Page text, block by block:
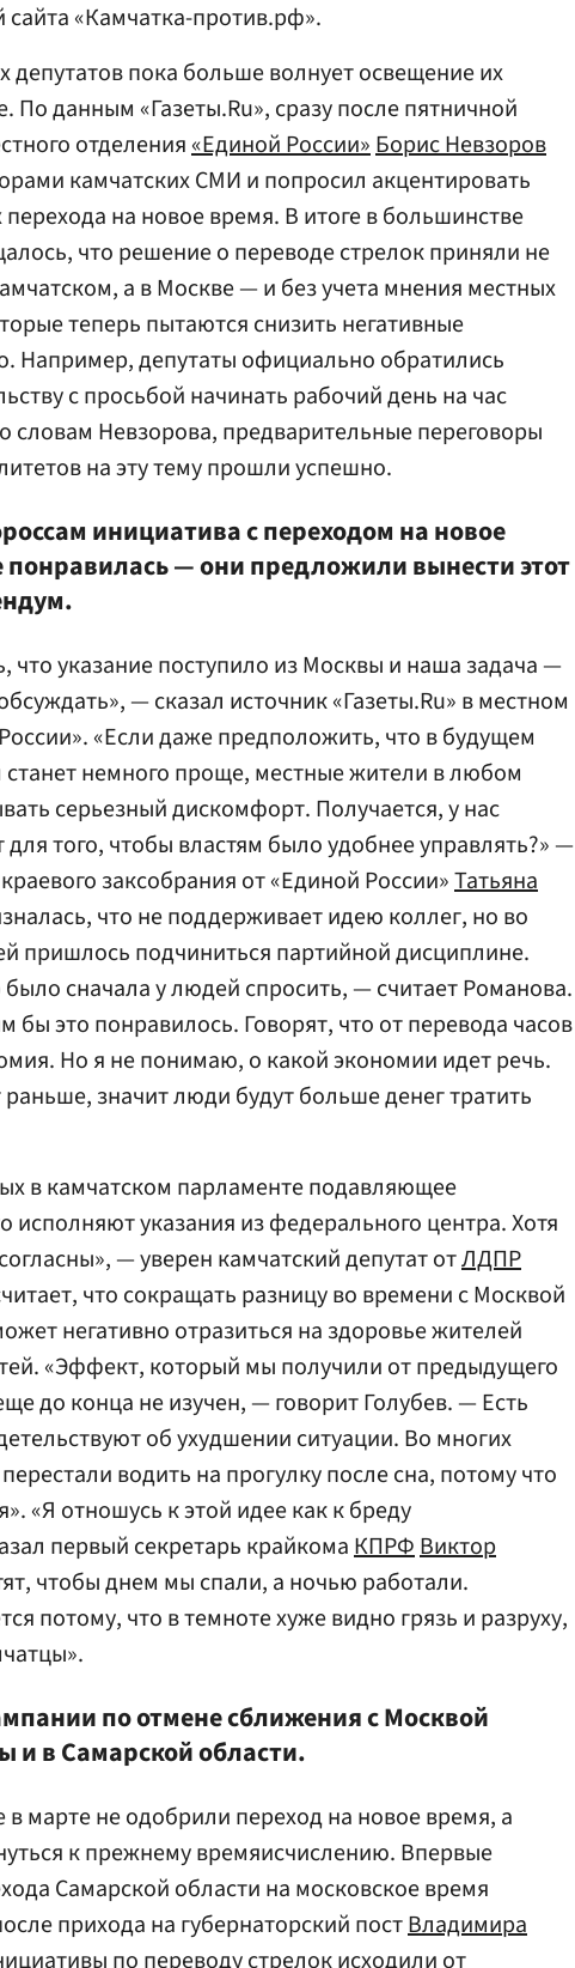
сайта «Камчатка-против.рф».
депутатов пока больше волнует освещение их
По данным «Газеты.Ru», сразу после пятничной
отделения«Единой России»Борис Невзоров
камчатских СМИ и попросил акцентировать
на новое время. В итоге в большинстве
что решение о переводе стрелок приняли не
а в Москве — и без учета мнения местных
теперь пытаются снизить негативные
Например, депутаты официально обратились
с просьбой начинать рабочий день на час
словам Невзорова, предварительные переговоры
на эту тему прошли успешно.
инициатива с переходом на новое
понравилась — они предложили вынести этот
что указание поступило из Москвы и наша задача —
— сказал источник «Газеты.Ru» в местном
«Если даже предположить, что в будущем
станет немного проще, местные жители в любом
серьезный дискомфорт. Получается, у нас
того, чтобы властям было удобнее управлять?» —
заксобрания от «Единой России»Татьяна
что не поддерживает идею коллег, но во
пришлось подчиниться партийной дисциплине.
сначала у людей спросить, — считает Романова.
бы это понравилось. Говорят, что от перевода часов
Но я не понимаю, о какой экономии идет речь.
раньше, значит люди будут больше денег тратить
в камчатском парламенте подавляющее
исполняют указания из федерального центра. Хотя
— уверен камчатский депутат отЛДПР
что сокращать разницу во времени с Москвой
негативно отразиться на здоровье жителей
«Эффект, который мы получили от предыдущего
до конца не изучен, — говорит Голубев. — Есть
об ухудшении ситуации. Во многих
водить на прогулку после сна, потому что
«Я отношусь к этой идее как к бреду
первый секретарь крайкомаКПРФВиктор
чтобы днем мы спали, а ночью работали.
потому, что в темноте хуже видно грязь и разруху,
по отмене сближения с Москвой
и в Самарской области.
марте не одобрили переход на новое время, а
к прежнему времяисчислению. Впервые
Самарской области на московское время
прихода на губернаторский постВладимира
по переводу стрелок исходили от